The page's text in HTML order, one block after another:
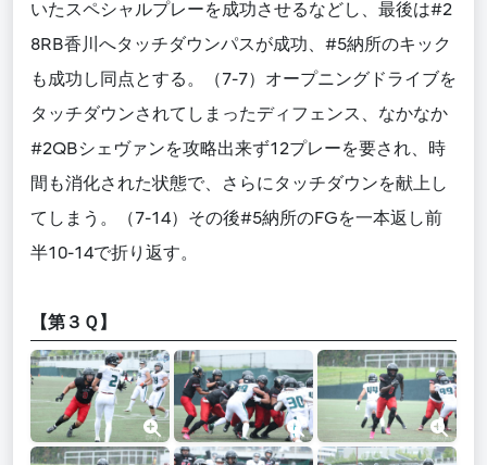
いたスペシャルプレーを成功させるなどし、最後は#2
8RB香川へタッチダウンパスが成功、#5納所のキック
も成功し同点とする。（7-7）オープニングドライブを
タッチダウンされてしまったディフェンス、なかなか
#2QBシェヴァンを攻略出来ず12プレーを要され、時
間も消化された状態で、さらにタッチダウンを献上し
てしまう。（7-14）その後#5納所のFGを一本返し前
半10-14で折り返す。
【第３Ｑ】